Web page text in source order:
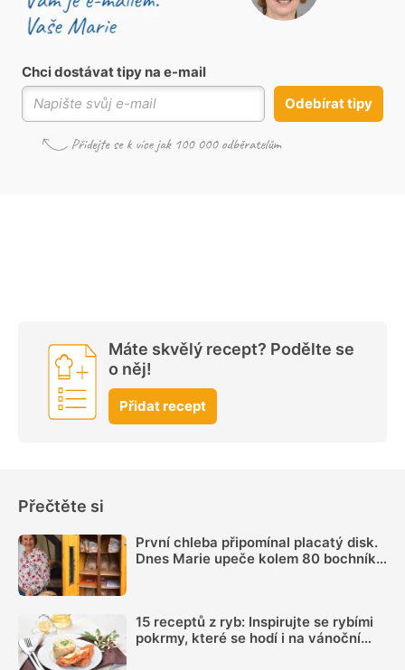
Chci dostávat tipy na e-mail
Odebírat tipy
Máte skvělý recept? Podělte se
o něj!
Přidat recept
Přečtěte si
První chleba připomínal placatý disk.
Dnes Marie upeče kolem 80 bochníků
15 receptů z ryb: Inspirujte se rybími
pokrmy, které se hodí i na vánoční